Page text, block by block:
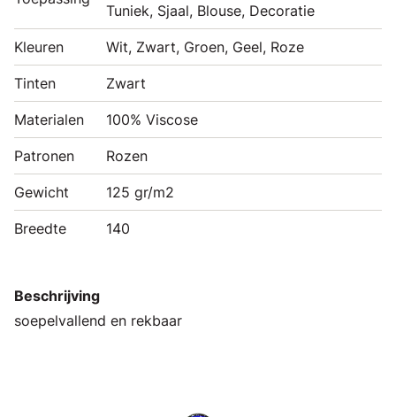
Tuniek, Sjaal, Blouse, Decoratie
Kleuren Wit, Zwart, Groen, Geel, Roze
Tinten Zwart
Materialen 100% Viscose
Patronen Rozen
Gewicht 125 gr/m2
Breedte 140
Beschrijving
soepelvallend en rekbaar